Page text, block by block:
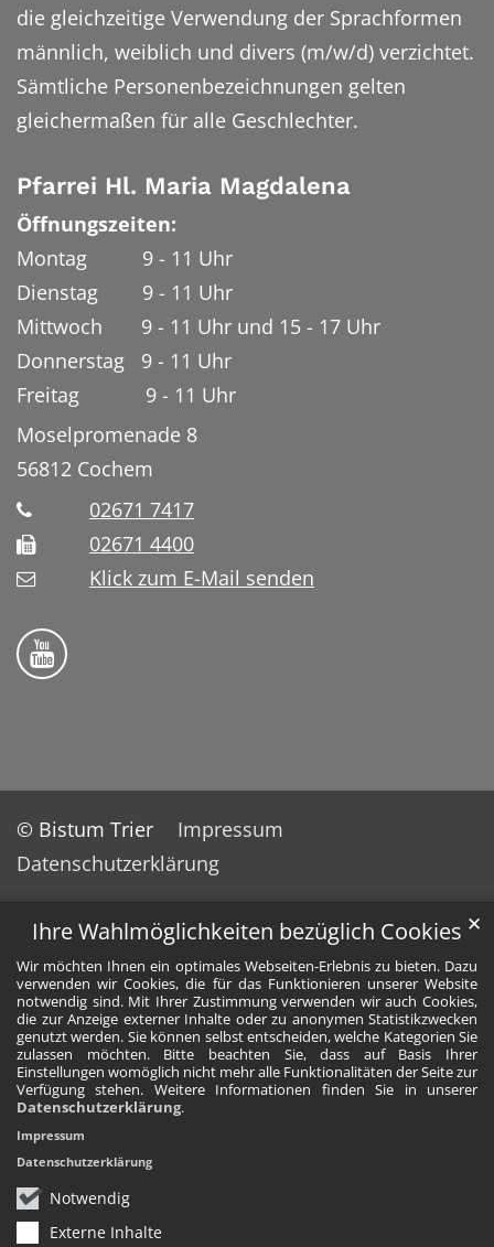
Ihre Wahlmöglichkeiten bezüglich Cookies
Wir möchten Ihnen ein optimales Webseiten-Erlebnis zu bieten. Dazu
verwenden wir Cookies, die für das Funktionieren unserer Website
notwendig sind. Mit Ihrer Zustimmung verwenden wir auch Cookies,
die zur Anzeige externer Inhalte oder zu anonymen Statistikzwecken
genutzt werden. Sie können selbst entscheiden, welche Kategorien Sie
zulassen möchten. Bitte beachten Sie, dass auf Basis Ihrer
Einstellungen womöglich nicht mehr alle Funktionalitäten der Seite zur
Verfügung stehen. Weitere Informationen finden Sie in unserer
Datenschutzerklärung.
Notwendig
Externe Inhalte
✕
Impressum
Datenschutzerklärung
die gleichzeitige Verwendung der Sprachformen
männlich, weiblich und divers (m/w/d) verzichtet.
Sämtliche Personenbezeichnungen gelten
gleichermaßen für alle Geschlechter.
Pfarrei Hl. Maria Magdalena
Öffnungszeiten:
Montag 9 - 11 Uhr
Dienstag 9 - 11 Uhr
Mittwoch 9 - 11 Uhr und 15 - 17 Uhr
Donnerstag 9 - 11 Uhr
Freitag 9 - 11 Uhr
Moselpromenade 8
56812 Cochem
02671 7417
02671 4400
Klick zum E-Mail senden
Bistum Trier auf YouTube
© Bistum Trier
Impressum
Datenschutzerklärung